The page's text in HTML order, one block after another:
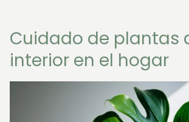
Cuidado de plantas
interior en el hogar